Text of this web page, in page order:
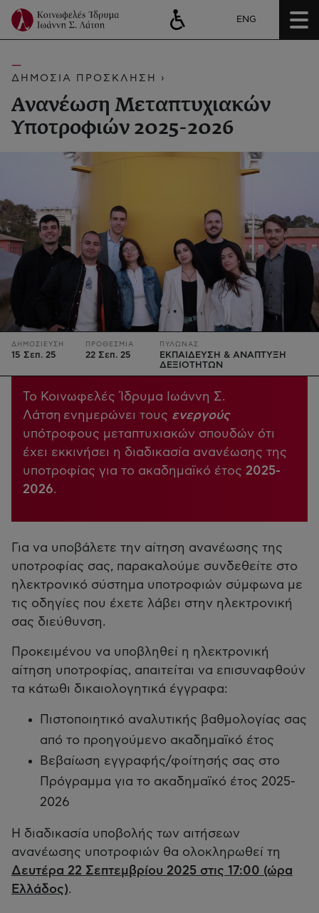
ENG
ΔΗΜΟΣΙΑ ΠΡΟΣΚΛΗΣΗ ›
Ανανέωση Μεταπτυχιακών
Υποτροφιών 2025-2026
ΔΗΜΟΣΙΕΥΣΗ
15 Σεπ. 25
ΠΡΟΘΕΣΜΙΑ
22 Σεπ. 25
ΠΥΛΩΝΑΣ
ΕΚΠΑΙΔΕΥΣΗ & ΑΝΑΠΤΥΞΗ
ΔΕΞΙΟΤΗΤΩΝ
Το Κοινωφελές Ίδρυμα Ιωάννη Σ.
Λάτση ενημερώνει τους ενεργούς
υπότροφους μεταπτυχιακών σπουδών ότι
έχει εκκινήσει η διαδικασία ανανέωσης της
υποτροφίας για το ακαδημαϊκό έτος 2025-
2026.
Για να υποβάλετε την αίτηση ανανέωσης της
υποτροφίας σας, παρακαλούμε συνδεθείτε στο
ηλεκτρονικό σύστημα υποτροφιών σύμφωνα με
τις οδηγίες που έχετε λάβει στην ηλεκτρονική
σας διεύθυνση.
Προκειμένου να υποβληθεί η ηλεκτρονική
αίτηση υποτροφίας, απαιτείται να επισυναφθούν
τα κάτωθι δικαιολογητικά έγγραφα:
Πιστοποιητικό αναλυτικής βαθμολογίας σας
από το προηγούμενο ακαδημαϊκό έτος
Βεβαίωση εγγραφής/φοίτησής σας στο
Πρόγραμμα για το ακαδημαϊκό έτος 2025-
2026
Η διαδικασία υποβολής των αιτήσεων
ανανέωσης υποτροφιών θα ολοκληρωθεί τη
Δευτέρα 22 Σεπτεμβρίου 2025 στις 17:00 (ώρα
Ελλάδος).